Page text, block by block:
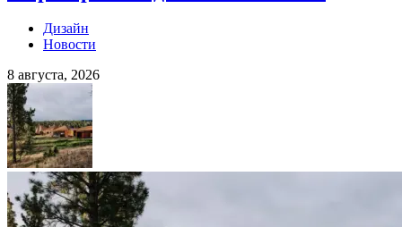
Дизайн
Новости
8 августа, 2026